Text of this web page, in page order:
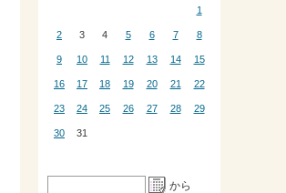
1
2 3 4 5 6 7 8
9 10 11 12 13 14 15
16 17 18 19 20 21 22
23 24 25 26 27 28 29
30 31
から